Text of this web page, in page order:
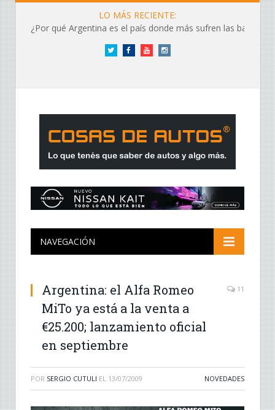
LO MÁS RECIENTE:
¿Por qué Argentina es el país donde más sufren las baterías?
Twitter FacebookYouTubeInstagram
NAVEGACIÓN
Argentina: el Alfa Romeo
MiTo ya está a la venta a
€25.200; lanzamiento oficial
en septiembre
11
POR SERGIO CUTULI EL 13/07/2009 NOVEDADES